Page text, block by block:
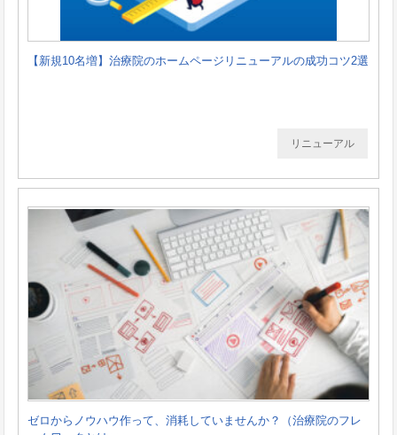
【新規10名増】治療院のホームページリニューアルの成功コツ2選
リニューアル
ゼロからノウハウ作って、消耗していませんか？（治療院のフレ